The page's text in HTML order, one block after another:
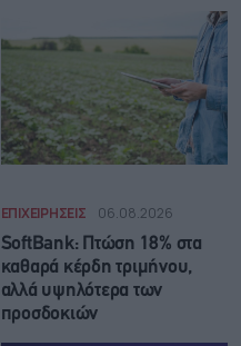
ΕΠΙΧΕΙΡΗΣΕΙΣ 06.08.2026
SoftBank: Πτώση 18% στα
καθαρά κέρδη τριμήνου,
αλλά υψηλότερα των
προσδοκιών